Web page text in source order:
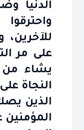
الدنيا
على مر
يشاء من
النجاة
الذين
المؤمنين